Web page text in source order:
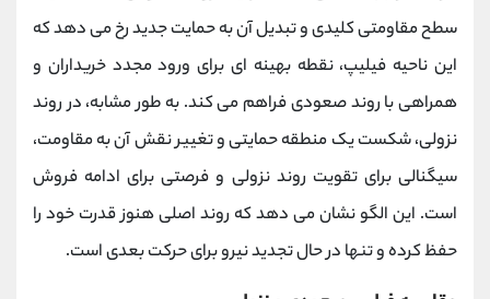
سطح مقاومتی کلیدی و تبدیل آن به حمایت جدید رخ می‌ دهد که
این ناحیه فیلیپ، نقطه بهینه ‌ای برای ورود مجدد خریداران و
همراهی با روند صعودی فراهم می کند. به طور مشابه، در روند
نزولی، شکست یک منطقه حمایتی و تغییر نقش آن به مقاومت،
سیگنالی برای تقویت روند نزولی و فرصتی برای ادامه فروش
است. این الگو نشان می ‌دهد که روند اصلی هنوز قدرت خود را
حفظ کرده و تنها در حال تجدید نیرو برای حرکت بعدی است.